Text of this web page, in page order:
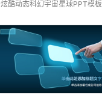
炫酷动态科幻宇宙星球PPT模板